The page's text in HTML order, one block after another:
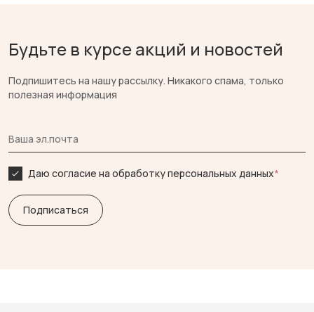
Будьте в курсе акций и новостей
Подпишитесь на нашу рассылку. Никакого спама, только
полезная информация
Даю согласие на обработку персональных данных*